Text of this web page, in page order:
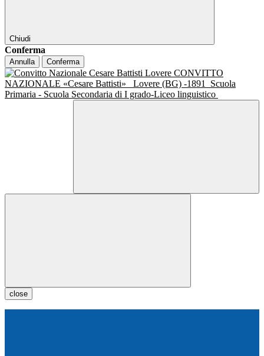
Chiudi
Conferma
Annulla Conferma
CONVITTO
NAZIONALE «Cesare Battisti»
Lovere (BG) -1891
Scuola
Primaria - Scuola Secondaria di I grado-Liceo linguistico
close